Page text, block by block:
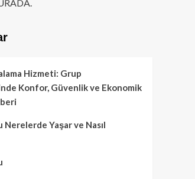
Hizmeti: Grup
Konfor, Güvenlik ve Ekonomik
Nerelerde Yaşar ve Nasıl